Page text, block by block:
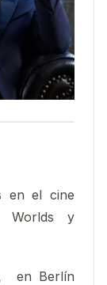
en el cine
Worlds y
en Berlín